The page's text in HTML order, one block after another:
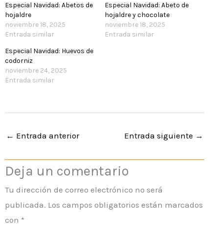
Especial Navidad: Abetos de
hojaldre
noviembre 18, 2025
Entrada similar
Especial Navidad: Abeto de
hojaldre y chocolate
noviembre 18, 2025
Entrada similar
Especial Navidad: Huevos de
codorniz
noviembre 24, 2025
Entrada similar
← Entrada anterior Entrada siguiente →
Deja un comentario
Tu dirección de correo electrónico no será
publicada. Los campos obligatorios están marcados
con *